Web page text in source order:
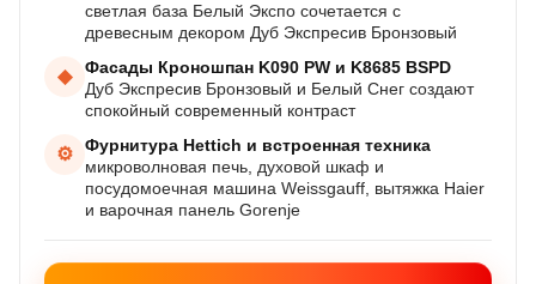
светлая база Белый Экспо сочетается с
древесным декором Дуб Экспресив Бронзовый
◆
Фасады Кроношпан K090 PW и K8685 BSPD
Дуб Экспресив Бронзовый и Белый Снег создают
спокойный современный контраст
⚙
Фурнитура Hettich и встроенная техника
микроволновая печь, духовой шкаф и
посудомоечная машина Weissgauff, вытяжка Haier
и варочная панель Gorenje